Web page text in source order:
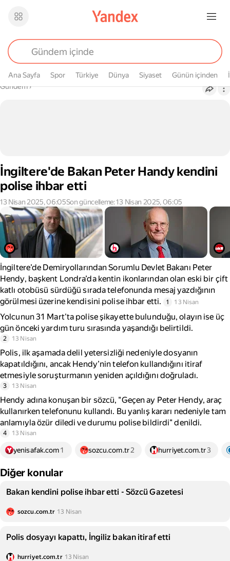
Ana Sayfa Spor Türkiye Dünya Siyaset Günün içinden
Buradasın
Gündem›
İngiltere'de Bakan Peter Handy kendini
polise ihbar etti
13 Nisan 2025, 06:05Son güncelleme: 13 Nisan 2025, 06:05
İngiltere’de Demiryollarından Sorumlu Devlet Bakanı Peter
Hendy, başkent Londra’da kentin ikonlarından olan eski bir çift
katlı otobüsü sürdüğü sırada telefonunda mesaj yazdığının
görülmesi üzerine kendisini polise ihbar etti.
1 13 Nisan
Yolcunun 31 Mart'ta polise şikayette bulunduğu, olayın ise üç
gün önceki yardım turu sırasında yaşandığı belirtildi.
2 13 Nisan
Polis, ilk aşamada delil yetersizliği nedeniyle dosyanın
kapatıldığını, ancak Hendy’nin telefon kullandığını itiraf
etmesiyle soruşturmanın yeniden açıldığını doğruladı.
3 13 Nisan
Hendy adına konuşan bir sözcü, "Geçen ay Peter Hendy, araç
kullanırken telefonunu kullandı. Bu yanlış kararı nedeniyle tam
anlamıyla özür diledi ve durumu polise bildirdi" denildi.
4 13 Nisan
yenisafak.com1 sozcu.com.tr2 hurriyet.com.tr3
Diğer konular
Bakan kendini polise ihbar etti - Sözcü Gazetesi
sozcu.com.tr 13 Nisan
Polis dosyayı kapattı, İngiliz bakan itiraf etti
hurriyet.com.tr 13 Nisan